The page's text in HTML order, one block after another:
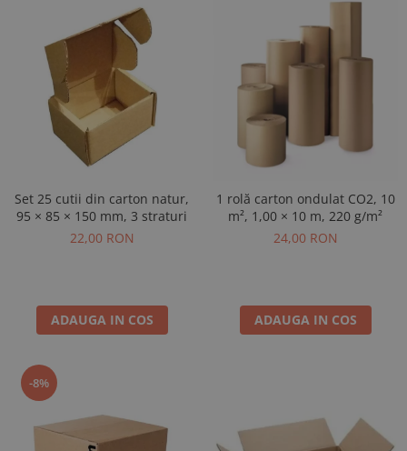
Set 25 cutii din carton natur,
95 × 85 × 150 mm, 3 straturi
22,00 RON
ADAUGA IN COS
1 rolă carton ondulat CO2, 10
m², 1,00 × 10 m, 220 g/m²
24,00 RON
ADAUGA IN COS
-8%